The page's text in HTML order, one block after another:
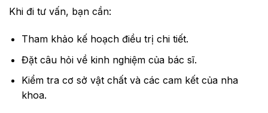
Khi đi tư vấn, bạn cần:
Tham khảo kế hoạch điều trị chi tiết.
Đặt câu hỏi về kinh nghiệm của bác sĩ.
Kiểm tra cơ sở vật chất và các cam kết của nha
khoa.